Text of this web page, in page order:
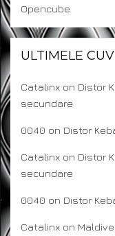
Opencube
ULTIMELE
Catalinx on Distor
secundare
0040 on Distor
Catalinx on Distor
secundare
0040 on Distor
Catalinx on